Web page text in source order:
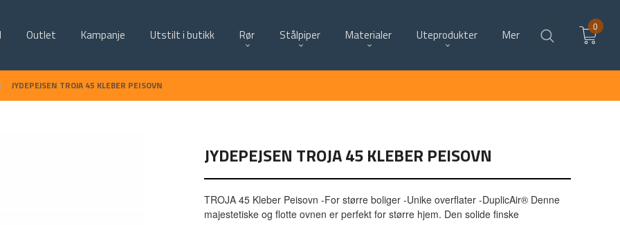
Outlet Kampanje Utstilt i butikk Rør Stålpiper Materialer Uteprodukter Mer
0
JYDEPEJSEN TROJA 45 KLEBER PEISOVN
JYDEPEJSEN TROJA 45 KLEBER PEISOVN
TROJA 45 Kleber Peisovn -For større boliger -Unike overflater -DuplicAir® Denne
majestetiske og flotte ovnen er perfekt for større hjem. Den solide finske